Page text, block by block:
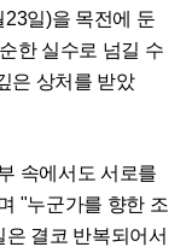
일)을 목전에 둔
한 실수로 넘길 수
은 상처를 받았
속에서도 서로를
"누군가를 향한 조
결코 반복되어서